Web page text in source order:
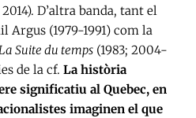
D’altra banda, tant el
Argus (1979-1991) com la
Suite du temps (1983; 2004-
de la cf. La història
significatiu al Quebec, en
imaginen el que